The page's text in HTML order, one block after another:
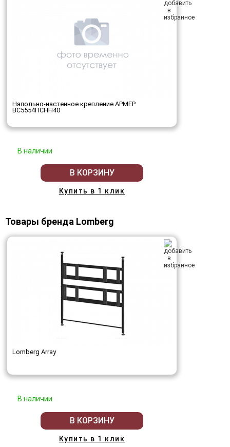
Напольно-настенное крепление АРМЕР
ВС5554ПСНН40
В наличии
В КОРЗИНУ
Купить в 1 клик
Товары бренда Lomberg
Lomberg Array
В наличии
В КОРЗИНУ
Купить в 1 клик